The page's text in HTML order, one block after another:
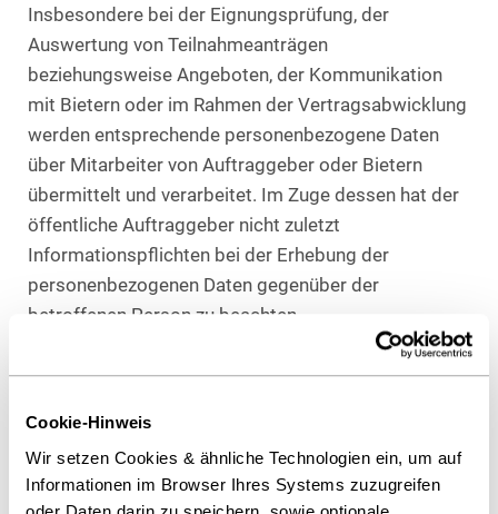
Cookie-Hinweis
Wir setzen Cookies & ähnliche Technologien ein, um auf
Informationen im Browser Ihres Systems zuzugreifen
Insbesondere bei der Eignungsprüfung, der
Auswertung von Teilnahmeanträgen
beziehungsweise Angeboten, der Kommunikation
mit Bietern oder im Rahmen der Vertragsabwicklung
werden entsprechende personenbezogene Daten
über Mitarbeiter von Auftraggeber oder Bietern
übermittelt und verarbeitet. Im Zuge dessen hat der
öffentliche Auftraggeber nicht zuletzt
Informationspflichten bei der Erhebung der
personenbezogenen Daten gegenüber der
betroffenen Person zu beachten.
Vergabeverfahren genüge getan werden kann,
erfahren Sie in konkreterer Form in unserem
nächsten Newsletter.